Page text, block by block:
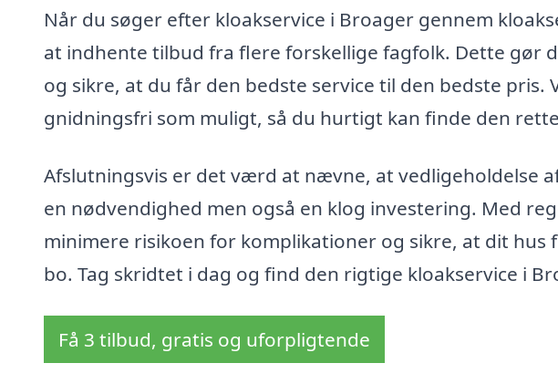
Når du søger efter kloakservice i Broager gennem
at indhente tilbud fra flere forskellige fagfolk. Dette gør
og sikre, at du får den bedste service til den bedste pris.
gnidningsfri som muligt, så du hurtigt kan finde den
Afslutningsvis er det værd at nævne, at vedligeholdelse
en nødvendighed men også en klog investering. Med
minimere risikoen for komplikationer og sikre, at dit
bo. Tag skridtet i dag og find den rigtige kloakservice i
Få 3 tilbud, gratis og uforpligtende